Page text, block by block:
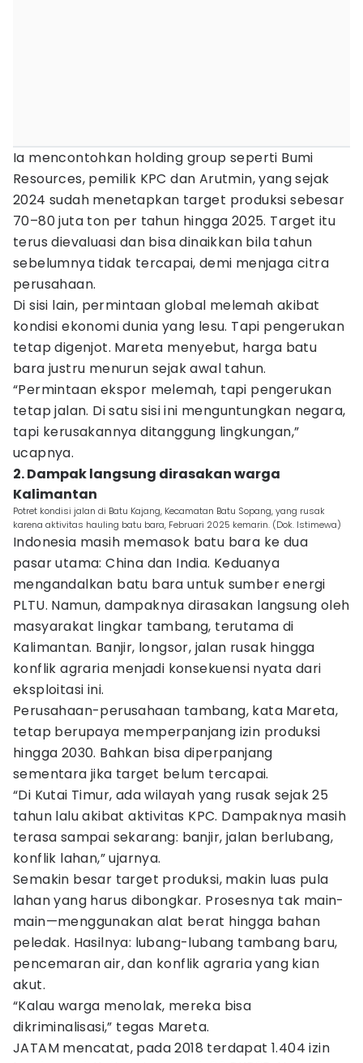
Ia mencontohkan holding group seperti Bumi
Resources, pemilik KPC dan Arutmin, yang sejak
2024 sudah menetapkan target produksi sebesar
70–80 juta ton per tahun hingga 2025. Target itu
terus dievaluasi dan bisa dinaikkan bila tahun
sebelumnya tidak tercapai, demi menjaga citra
perusahaan.
Di sisi lain, permintaan global melemah akibat
kondisi ekonomi dunia yang lesu. Tapi pengerukan
tetap digenjot. Mareta menyebut, harga batu
bara justru menurun sejak awal tahun.
“Permintaan ekspor melemah, tapi pengerukan
tetap jalan. Di satu sisi ini menguntungkan negara,
tapi kerusakannya ditanggung lingkungan,”
ucapnya.
2. Dampak langsung dirasakan warga
Kalimantan
Potret kondisi jalan di Batu Kajang, Kecamatan Batu Sopang, yang rusak
karena aktivitas hauling batu bara, Februari 2025 kemarin. (Dok. Istimewa)
Indonesia masih memasok batu bara ke dua
pasar utama: China dan India. Keduanya
mengandalkan batu bara untuk sumber energi
PLTU. Namun, dampaknya dirasakan langsung oleh
masyarakat lingkar tambang, terutama di
Kalimantan. Banjir, longsor, jalan rusak hingga
konflik agraria menjadi konsekuensi nyata dari
eksploitasi ini.
Perusahaan-perusahaan tambang, kata Mareta,
tetap berupaya memperpanjang izin produksi
hingga 2030. Bahkan bisa diperpanjang
sementara jika target belum tercapai.
“Di Kutai Timur, ada wilayah yang rusak sejak 25
tahun lalu akibat aktivitas KPC. Dampaknya masih
terasa sampai sekarang: banjir, jalan berlubang,
konflik lahan,” ujarnya.
Semakin besar target produksi, makin luas pula
lahan yang harus dibongkar. Prosesnya tak main-
main—menggunakan alat berat hingga bahan
peledak. Hasilnya: lubang-lubang tambang baru,
pencemaran air, dan konflik agraria yang kian
akut.
“Kalau warga menolak, mereka bisa
dikriminalisasi,” tegas Mareta.
JATAM mencatat, pada 2018 terdapat 1.404 izin